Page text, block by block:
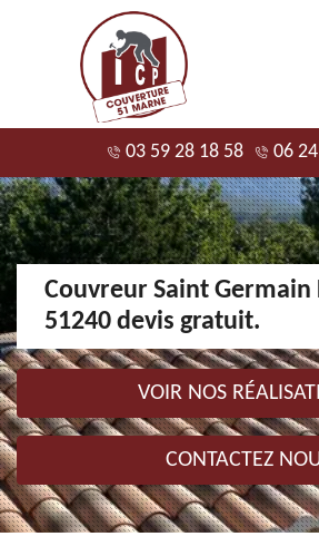
03 59 28 18 58 06
Couvreur Saint Germain
51240 devis gratuit.
VOIR NOS
CONTACTEZ